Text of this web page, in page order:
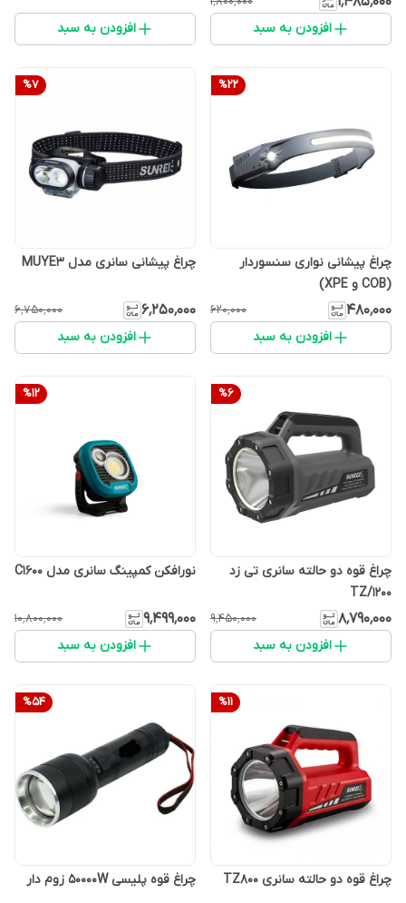
افزودن به سبد افزودن به سبد
%22
چراغ پیشانی نواری سنسوردار
(COB و XPE)
۴۸۰٬۰۰۰ ۶۲۰٬۰۰۰
افزودن به سبد
%7
چراغ پیشانی سانری مدل MUYE3
۶٬۲۵۰٬۰۰۰ ۶٬۷۵۰٬۰۰۰
افزودن به سبد
%6
چراغ قوه دو حالته سانری تی زد
TZ/1200
۸٬۷۹۰٬۰۰۰ ۹٬۴۵۰٬۰۰۰
افزودن به سبد
%12
نورافکن کمپینگ سانری مدل C1600
۹٬۴۹۹٬۰۰۰ ۱۰٬۸۰۰٬۰۰۰
افزودن به سبد
%11
چراغ قوه دو حالته سانری TZ800
%54
چراغ قوه پلیسی 50000W زوم دار